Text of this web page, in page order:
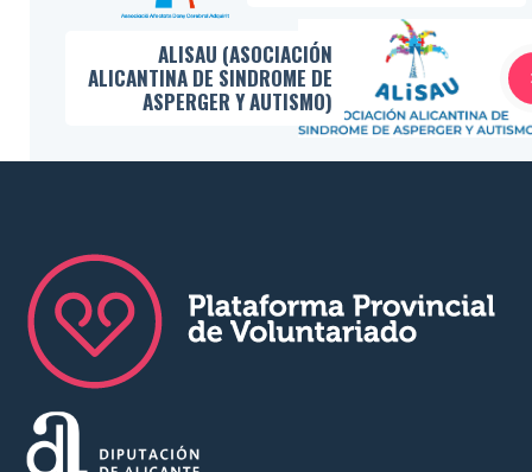
ALISAU (ASOCIACIÓN
ALICANTINA DE SINDROME DE
ASPERGER Y AUTISMO)